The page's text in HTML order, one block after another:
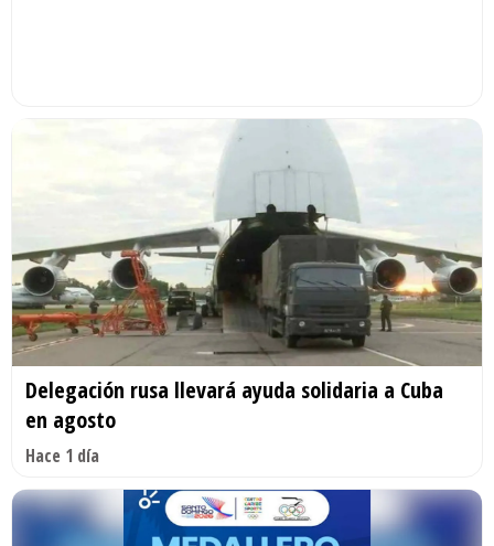
Delegación rusa llevará ayuda solidaria a Cuba
en agosto
Hace 1 día